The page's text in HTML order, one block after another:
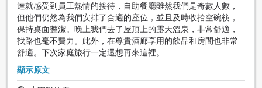
達就感受到員工熱情的接待，自助餐廳雖然我們是奇數人數，
但他們仍然為我們安排了合適的座位，並且及時收拾空碗筷，
保持桌面整潔。晚上我們去了屋頂上的露天溫泉，非常舒適，
找路也毫不費力。此外，在尊貴酒廊享用的飲品和房間也非常
舒適。下次家庭旅行一定還想再來這裡。
顯示原文